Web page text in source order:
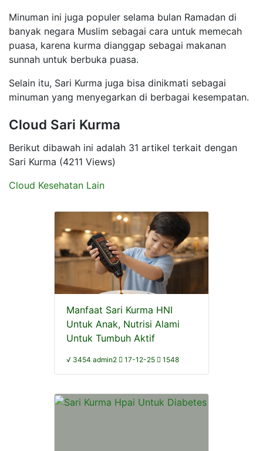
Minuman ini juga populer selama bulan Ramadan di
banyak negara Muslim sebagai cara untuk memecah
puasa, karena kurma dianggap sebagai makanan
sunnah untuk berbuka puasa.
Selain itu, Sari Kurma juga bisa dinikmati sebagai
minuman yang menyegarkan di berbagai kesempatan.
Cloud Sari Kurma
Berikut dibawah ini adalah 31 artikel terkait dengan
Sari Kurma (4211 Views)
Cloud Kesehatan Lain
Manfaat Sari Kurma HNI
Untuk Anak, Nutrisi Alami
Untuk Tumbuh Aktif
√ 3454 admin2 17-12-25 1548